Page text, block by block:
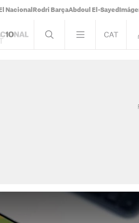
Nacional Rodri BarçaAbdoul El-Sayed